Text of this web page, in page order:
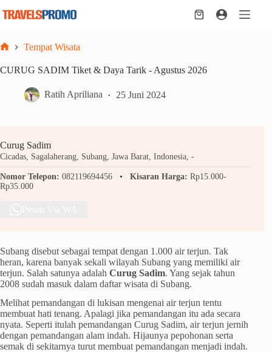
Shopping
Tempat Wisata
CURUG SADIM Tiket & Daya Tarik - Agustus 2026
Ratih Apriliana 25 Juni 2024
Curug Sadim
Cicadas, Sagalaherang, Subang, Jawa Barat, Indonesia, -
Nomor Telepon: 082119694456 Kisaran Harga: Rp15.000-
Rp35.000
Subang disebut sebagai tempat dengan 1.000 air terjun. Tak
heran, karena banyak sekali wilayah Subang yang memiliki air
terjun. Salah satunya adalah Curug Sadim. Yang sejak tahun
2008 sudah masuk dalam daftar wisata di Subang.
Melihat pemandangan di lukisan mengenai air terjun tentu
membuat hati tenang. Apalagi jika pemandangan itu ada secara
nyata. Seperti itulah pemandangan Curug Sadim, air terjun jernih
dengan pemandangan alam indah. Hijaunya pepohonan serta
semak di sekitarnya turut membuat pemandangan menjadi indah.